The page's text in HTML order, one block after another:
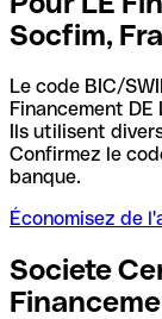
Socfim,
Le code BIC/
Financement
Ils utilisent
Confirmez le
banque.
Économisez de
Societe